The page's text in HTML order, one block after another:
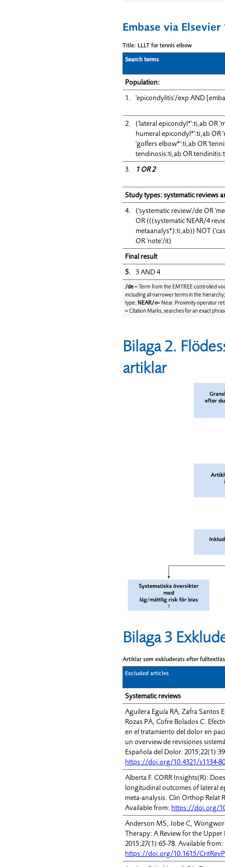
Embase via
Title: LLLT for tennis elbow
Search terms
Population:
1. 'epicondylitis'/exp AND
2. ('lateral epicondyl*':ti,ab OR
humeral epicondyl*':ti,ab OR
'golfers elbow*':ti,ab OR
tendinosis:ti,ab OR
3.
1 OR 2
Study types: systematic reviews
4. ('systematic review'/de OR
OR (((systematic NEAR/4
metaanalys*):ti,ab)) NOT
OR 'note'/it)
Final result
5. 3 AND 4
/de= Term from the EMTREE controlled
including all narrower terms in the
type; NEAR/n= Near. Proximity operator
= Citation Marks, searches for an exact
Bilaga 2.
artiklar
Bilaga 3
Artiklar som exkluderats efter
Excluded articles
Systematic reviews
Aguilera Eguía RA, Zafra Santos
Rozas PA, Cofre Bolados C.
en el tratamiento del dolor en
un overview de revisiones
Española del Dolor.
https://doi.org/10.4321/s1134-
Alberta F. CORR Insights(R):
longitudinal outcomes of lateral
meta-analysis. Clin Orthop Relat
Available from: https://doi.org/
Anderson MS, Jobe C,
Therapy: A Review for the
2015;27(1):65-78. Available from:
https://doi.org/10.1615/